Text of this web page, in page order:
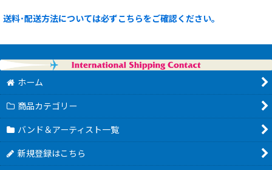
送料･配送方法については必ずこちらをご確認ください。
ホーム
商品カテゴリー
バンド＆アーティスト一覧
新規登録はこちら